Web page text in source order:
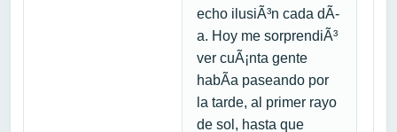
echo ilusiÃ³n cada dÃ­
a. Hoy me sorprendiÃ³
ver cuÃ¡nta gente
habÃ­a paseando por
la tarde, al primer rayo
de sol, hasta que